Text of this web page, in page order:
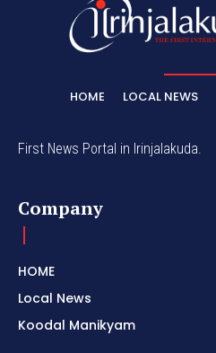
HOME LOCAL NEWS
First News Portal in Irinjalakuda.
Company
HOME
Local News
Koodal Manikyam